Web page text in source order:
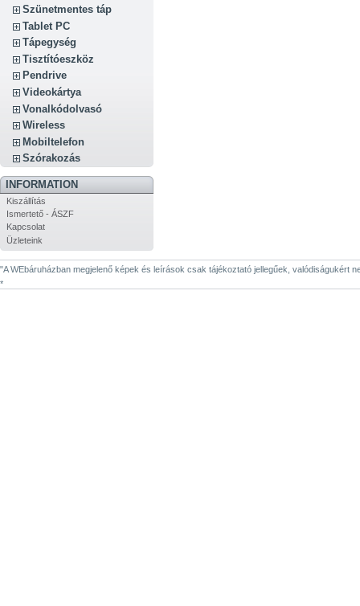
Szünetmentes táp
Tablet PC
Tápegység
Tisztítóeszköz
Pendrive
Videokártya
Vonalkódolvasó
Wireless
Mobiltelefon
Szórakozás
INFORMATION
Kiszállítás
Ismertető - ÁSZF
Kapcsolat
Üzleteink
"A WEbáruházban megjelenő képek és leírások csak tájékoztató jellegűek, valódiságukért
*